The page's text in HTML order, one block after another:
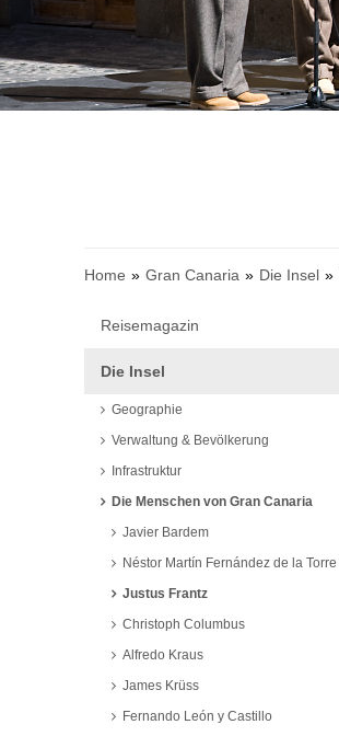
Home Gran Canaria Die Insel
Reisemagazin
Die Insel
Geographie
Verwaltung & Bevölkerung
Infrastruktur
Die Menschen von Gran Canaria
Javier Bardem
Néstor Martín Fernández de la Torre
Justus Frantz
Christoph Columbus
Alfredo Kraus
James Krüss
Fernando León y Castillo